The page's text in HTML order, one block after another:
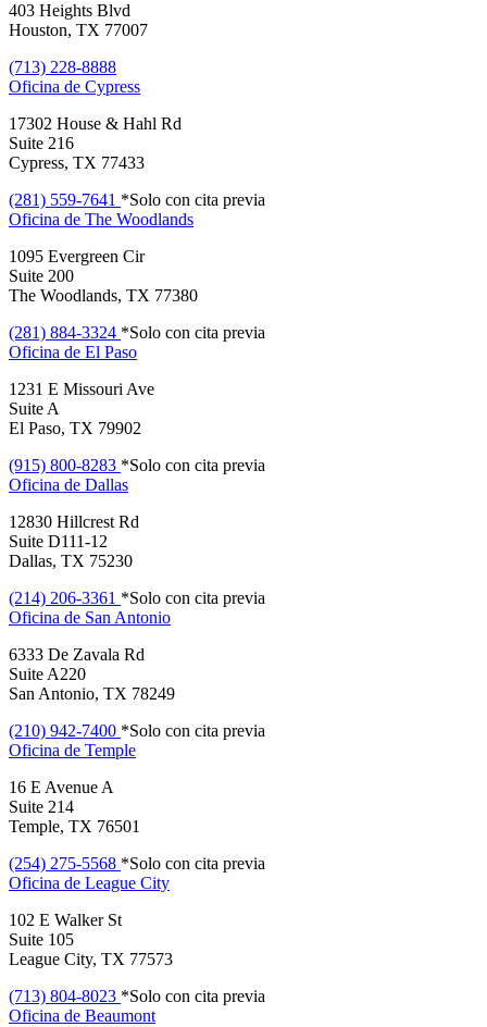
403 Heights Blvd
Houston, TX 77007
(713) 228-8888
Oficina de Cypress
17302 House & Hahl Rd
Suite 216
Cypress, TX 77433
(281) 559-7641 *Solo con cita previa
Oficina de The Woodlands
1095 Evergreen Cir
Suite 200
The Woodlands, TX 77380
(281) 884-3324 *Solo con cita previa
Oficina de El Paso
1231 E Missouri Ave
Suite A
El Paso, TX 79902
(915) 800-8283 *Solo con cita previa
Oficina de Dallas
12830 Hillcrest Rd
Suite D111-12
Dallas, TX 75230
(214) 206-3361 *Solo con cita previa
Oficina de San Antonio
6333 De Zavala Rd
Suite A220
San Antonio, TX 78249
(210) 942-7400 *Solo con cita previa
Oficina de Temple
16 E Avenue A
Suite 214
Temple, TX 76501
(254) 275-5568 *Solo con cita previa
Oficina de League City
102 E Walker St
Suite 105
League City, TX 77573
(713) 804-8023 *Solo con cita previa
Oficina de Beaumont